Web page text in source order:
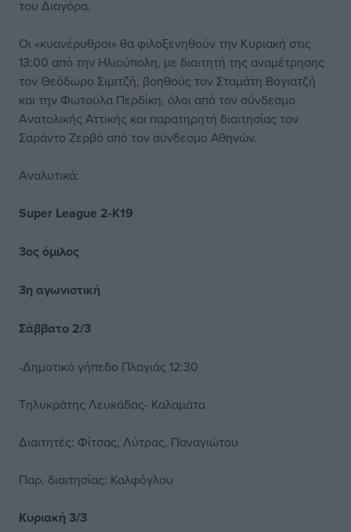
του Διαγόρα.
Οι «κυανέρυθροι» θα φιλοξενηθούν την Κυριακή στις
13:00 από την Ηλιούπολη, με διαιτητή της αναμέτρησης
τον Θεόδωρο Σιμιτζή, βοηθούς τον Σταμάτη Βογιατζή
και την Φωτούλα Περδίκη, όλοι από τον σύνδεσμο
Ανατολικής Αττικής και παρατηρητή διαιτησίας τον
Σαράντο Ζερβό από τον σύνδεσμο Αθηνών.
Αναλυτικά:
Super League 2-Κ19
3ος όμιλος
3η αγωνιστική
Σάββατο 2/3
-Δημοτικό γήπεδο Πλαγιάς 12:30
Τηλυκράτης Λευκάδας- Καλαμάτα
Διαιτητές: Φίτσας, Λύτρας, Παναγιώτου
Παρ. διαιτησίας: Καλφόγλου
Κυριακή 3/3